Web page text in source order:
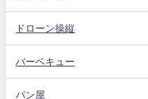
ドローン操縦
バーベキュー
パン屋